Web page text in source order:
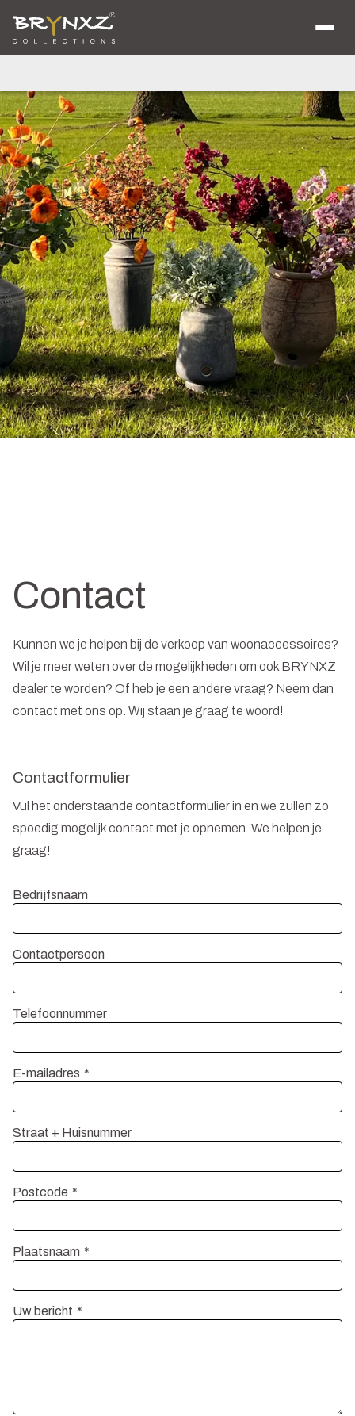
Over ons
Catalogus
Collecties
Artificials
Jewel
Ancient Clay
Verkooplocaties
Brochure
Nieuws
Contact
Shop voor Retailers
NL
DE
EN
Contact
Kunnen we je helpen bij de verkoop van woonaccessoires?
Wil je meer weten over de mogelijkheden om ook BRYNXZ
dealer te worden? Of heb je een andere vraag? Neem dan
contact met ons op. Wij staan je graag te woord!
Contactformulier
Vul het onderstaande contactformulier in en we zullen zo
spoedig mogelijk contact met je opnemen. We helpen je
graag!
Bedrijfsnaam
Contactpersoon
Telefoonnummer
E-mailadres
Straat + Huisnummer
Postcode
Plaatsnaam
Uw bericht